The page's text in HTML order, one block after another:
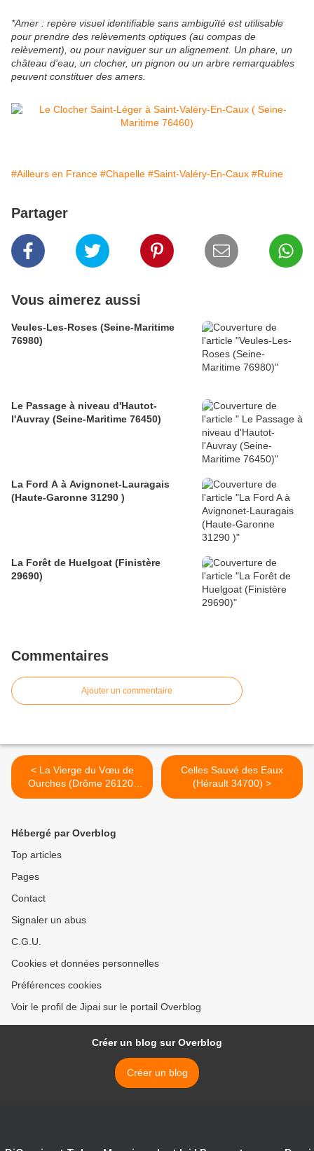
*Amer : repère visuel identifiable sans ambiguïté est utilisable
pour prendre des relèvements optiques (au compas de
relèvement), ou pour naviguer sur un alignement. Un phare, un
château d'eau, un clocher, un pignon ou un arbre remarquables
peuvent constituer des amers.
#Ailleurs en France #Chapelle #Saint-Valéry-En-Caux #Ruine
Partager
Vous aimerez aussi
Veules-Les-Roses (Seine-Maritime
76980)
Le Passage à niveau d'Hautot-
l'Auvray (Seine-Maritime 76450)
La Ford A à Avignonet-Lauragais
(Haute-Garonne 31290 )
La Forêt de Huelgoat (Finistère
29690)
Commentaires
Ajouter un commentaire
< La Vierge du Vœu de
Ourches (Drôme 26120)
N°57
Celles Sauvé des Eaux
(Hérault 34700) >
Hébergé par Overblog
Top articles
Pages
Contact
Signaler un abus
C.G.U.
Cookies et données personnelles
Préférences cookies
Voir le profil de Jipai sur le portail Overblog
Créer un blog sur Overblog
Créer un blog